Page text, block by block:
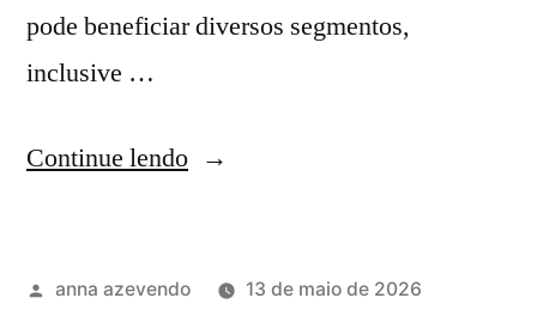
pode beneficiar diversos segmentos,
inclusive …
Continue lendo
anna azevendo
13 de maio de 2026